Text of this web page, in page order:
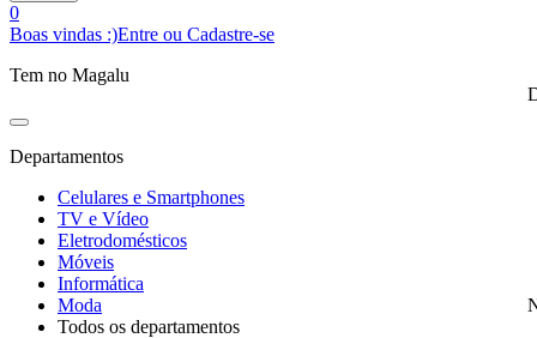
0
Boas vindas :)Entre ou Cadastre-se
Tem no Magalu
Departamentos
Celulares e Smartphones
TV e Vídeo
Eletrodomésticos
Móveis
Informática
Moda
Todos os departamentos